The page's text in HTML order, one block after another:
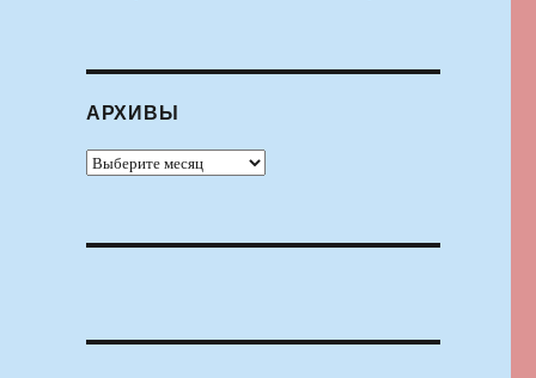
АРХИВЫ
Архивы